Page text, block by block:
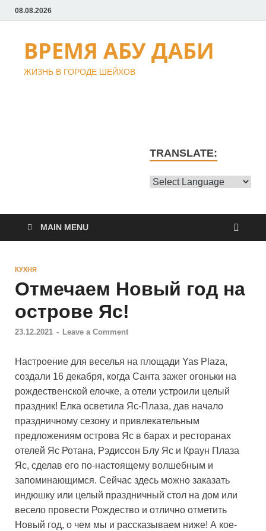
08.08.2026
ВРЕМЯ АБУ ДАБИ
ЖИЗНЬ В ГОРОДЕ ШЕЙХОВ
TRANSLATE:
MAIN MENU
КУХНЯ
Отмечаем Новый год на
острове Яс!
23.12.2021 - Leave a Comment
Настроение для веселья на площади Yas Plaza,
создали 16 декабря, когда Санта зажег огоньки на
рождественской елочке, а отели устроили целый
праздник! Елка осветила Яс-Плаза, дав начало
праздничному сезону и привлекательным
предложениям острова Яс в барах и ресторанах
отелей Яс Ротана, Рэдиссон Блу Яс и Краун Плаза
Яс, сделав его по-настоящему волшебным и
запоминающимся. Сейчас здесь можно заказать
индюшку или целый праздничный стол на дом или
весело провести Рождество и отлично отметить
Новый год, о чем мы и рассказываем ниже! А кое-